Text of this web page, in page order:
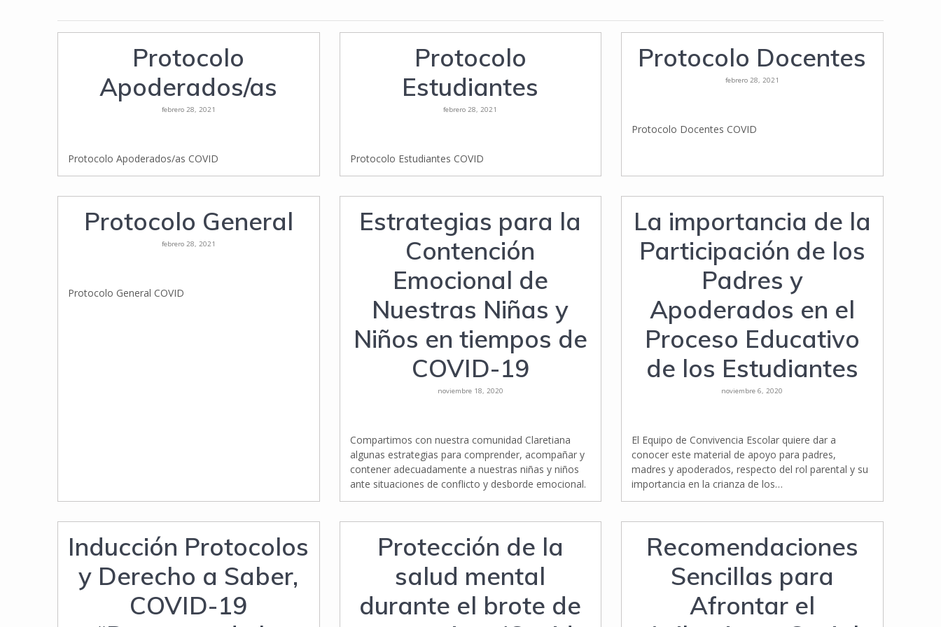
Protocolo
Apoderados/as
febrero 28, 2021
Protocolo Apoderados/as COVID
Protocolo
Estudiantes
febrero 28, 2021
Protocolo Estudiantes COVID
Protocolo Docentes
febrero 28, 2021
Protocolo Docentes COVID
Protocolo General
febrero 28, 2021
Protocolo General COVID
Estrategias para la
Contención
Emocional de
Nuestras Niñas y
Niños en tiempos de
COVID-19
noviembre 18, 2020
Compartimos con nuestra comunidad Claretiana
algunas estrategias para comprender, acompañar y
contener adecuadamente a nuestras niñas y niños
ante situaciones de conflicto y desborde emocional.
La importancia de la
Participación de los
Padres y
Apoderados en el
Proceso Educativo
de los Estudiantes
noviembre 6, 2020
El Equipo de Convivencia Escolar quiere dar a
conocer este material de apoyo para padres,
madres y apoderados, respecto del rol parental y su
importancia en la crianza de los…
Inducción Protocolos
y Derecho a Saber,
COVID-19
Protección de la
salud mental
durante el brote de
Recomendaciones
Sencillas para
Afrontar el